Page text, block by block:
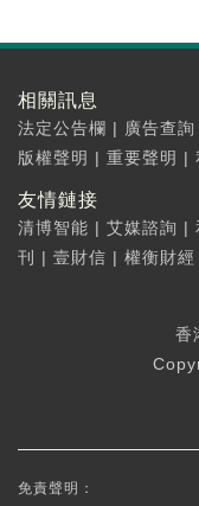
相關訊息
法定公告欄 | 廣告查詢
版權聲明 | 重要聲明 |
友情鏈接
清博智能 | 艾媒諮詢 |
刊
| 壹財信 | 權衡財經
香
免責聲明：